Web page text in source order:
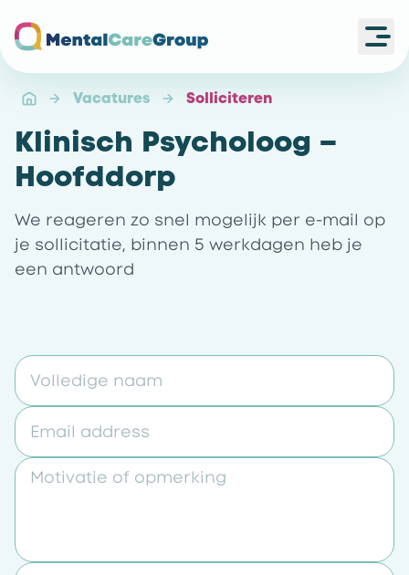
Vacatures Solliciteren
Klinisch Psycholoog –
Hoofddorp
We reageren zo snel mogelijk per e-mail op
je sollicitatie, binnen 5 werkdagen heb je
een antwoord
Volledige naam
Email address
Motivatie of opmerking